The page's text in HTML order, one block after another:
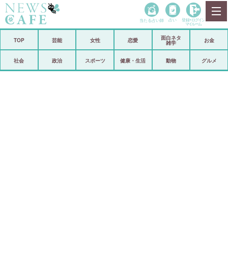
政治
当たる占い師 占い 登録• ログイン
マイルーム
TOP 芸能 女性 恋愛
面白ネタ
雑学
お金
社会 政治 スポーツ 健康・生活 動物 グルメ